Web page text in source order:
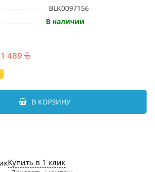
BLK0097156
В наличии
1 489
В КОРЗИНУ
Купить в 1 клик